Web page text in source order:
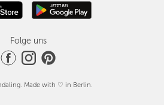
Folge uns
Made with ♡ in Berlin.